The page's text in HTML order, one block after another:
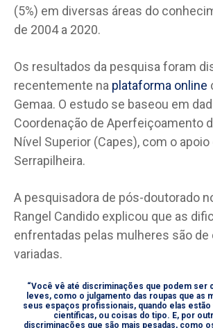
(5%) em diversas áreas do
de 2004 a 2020.
Os resultados da pesquisa foram
recentemente na plataforma online
Gemaa. O estudo se baseou em
Coordenação de Aperfeiçoamento
Nível Superior (Capes), com o
Serrapilheira.
A pesquisadora de pós-doutorado
Rangel Candido explicou que as
enfrentadas pelas mulheres são de
variadas.
“Você vê até discriminações que podem ser
leves, como o julgamento das roupas que as
seus espaços profissionais, quando elas
científicas, ou coisas do tipo. E, por
discriminações que são mais pesadas, como